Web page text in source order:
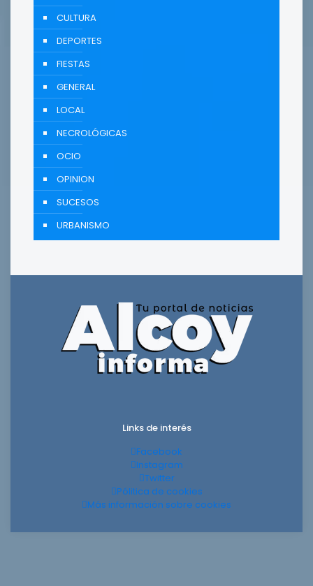
CULTURA
DEPORTES
FIESTAS
GENERAL
LOCAL
NECROLÓGICAS
OCIO
OPINION
SUCESOS
URBANISMO
Links de interés
Facebook
Instagram
Twitter
Pólitica de cookies
Más información sobre cookies